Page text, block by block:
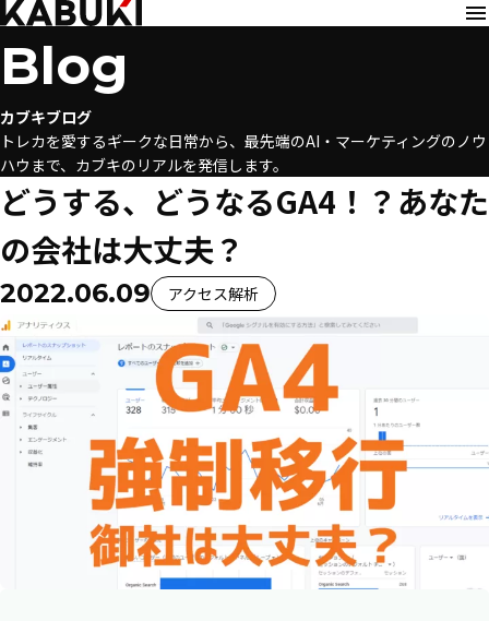
Blog
カブキブログ
トレカを愛するギークな日常から、最先端のAI・マーケティングのノウ
ハウまで、カブキのリアルを発信します。
どうする、どうなるGA4！？あなた
の会社は大丈夫？
2022.06.09 アクセス解析